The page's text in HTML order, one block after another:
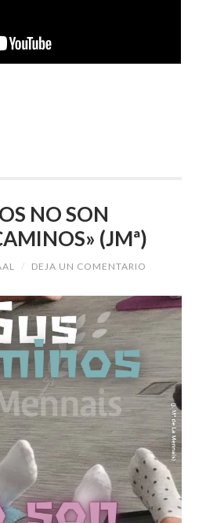
NO SON
(JMª)
/ DEJA UN COMENTARIO